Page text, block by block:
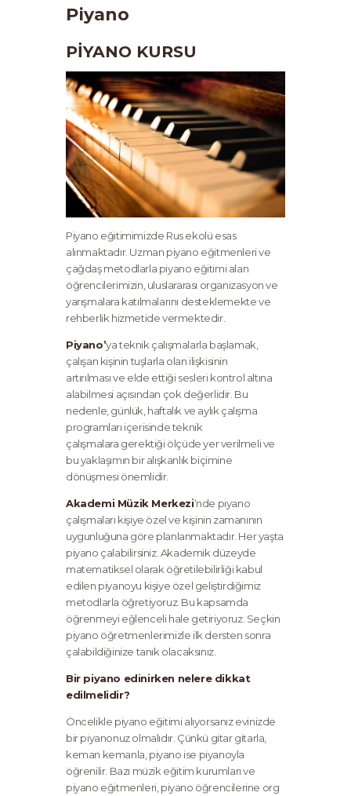
Piyano
PİYANO KURSU
Piyano eğitimimizde Rus ekolü esas
alınmaktadır. Uzman piyano eğitmenleri ve
çağdaş metodlarla piyano eğitimi alan
öğrencilerimizin, uluslararası organizasyon ve
yarışmalara katılmalarını desteklemekte ve
rehberlik hizmetide vermektedir.
Piyano’ya teknik çalışmalarla başlamak,
çalışan kişinin tuşlarla olan ilişkisinin
artırılması ve elde ettiği sesleri kontrol altına
alabilmesi açısından çok değerlidir. Bu
nedenle, günlük, haftalık ve aylık çalışma
programları içerisinde teknik
çalışmalara gerektiği ölçüde yer verilmeli ve
bu yaklaşımın bir alışkanlık biçimine
dönüşmesi önemlidir.
Akademi Müzik Merkezi‘nde piyano
çalışmaları kişiye özel ve kişinin zamanının
uygunluğuna göre planlanmaktadır. Her yaşta
piyano çalabilirsiniz. Akademik düzeyde
matematiksel olarak öğretilebilirliği kabul
edilen piyanoyu kişiye özel geliştirdiğimiz
metodlarla öğretiyoruz. Bu kapsamda
öğrenmeyi eğlenceli hale getiriyoruz. Seçkin
piyano öğretmenlerimizle ilk dersten sonra
çalabildiğinize tanık olacaksınız.
Bir piyano edinirken nelere dikkat
edilmelidir?
Öncelikle piyano eğitimi alıyorsanız evinizde
bir piyanonuz olmalıdır. Çünkü gitar gitarla,
keman kemanla, piyano ise piyanoyla
öğrenilir. Bazı müzik eğitim kurumları ve
piyano eğitmenleri, piyano öğrencilerine org